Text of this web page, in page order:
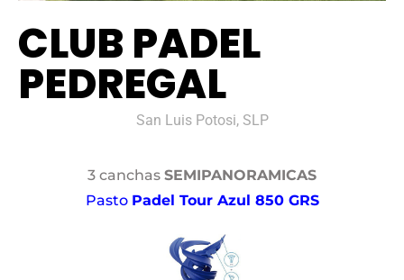
CLUB PADEL
PEDREGAL
San Luis Potosi, SLP
3 canchas SEMIPANORAMICAS
Pasto Padel Tour Azul 850 GRS